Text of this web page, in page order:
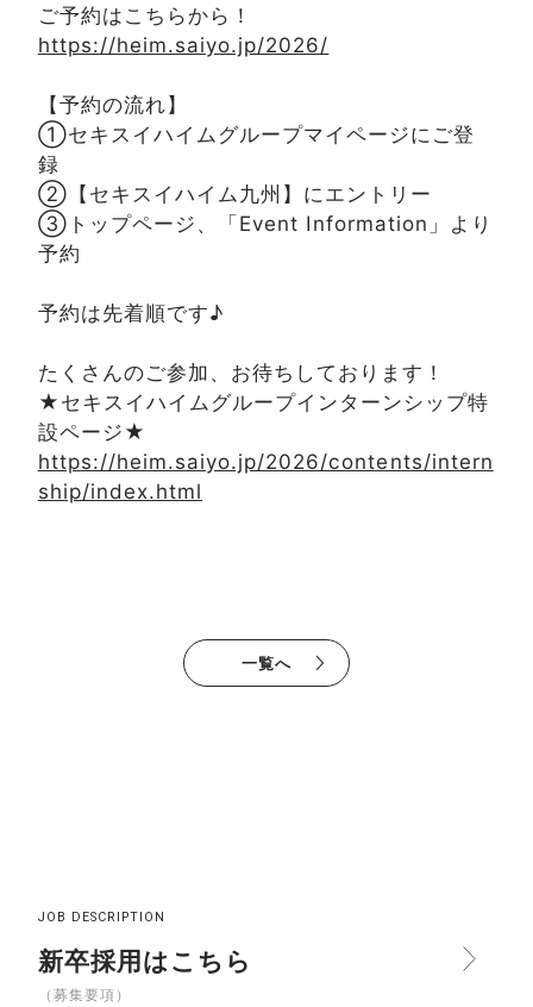
ご予約はこちらから！
https://heim.saiyo.jp/2026/
【予約の流れ】
①セキスイハイムグループマイページにご登
録
②【セキスイハイム九州】にエントリー
③トップページ、「Event Information」より
予約
予約は先着順です♪
たくさんのご参加、お待ちしております！
★セキスイハイムグループインターンシップ特
設ページ★
https://heim.saiyo.jp/2026/contents/intern
ship/index.html
一覧へ
JOB DESCRIPTION
新卒採用はこちら
（募集要項）